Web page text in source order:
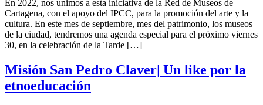
En 2022, nos unimos a esta iniciativa de la Red de Museos de
Cartagena, con el apoyo del IPCC, para la promoción del arte y la
cultura. En este mes de septiembre, mes del patrimonio, los museos
de la ciudad, tendremos una agenda especial para el próximo viernes
30, en la celebración de la Tarde […]
Misión San Pedro Claver| Un like por la
etnoeducación